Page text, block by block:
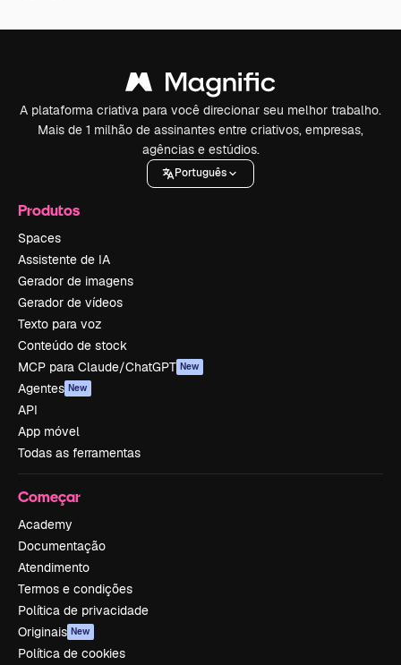
A plataforma criativa para você direcionar seu melhor trabalho.
Mais de 1 milhão de assinantes entre criativos, empresas,
agências e estúdios.
Português
Produtos
Spaces
Assistente de IA
Gerador de imagens
Gerador de vídeos
Texto para voz
Conteúdo de stock
MCP para Claude/ChatGPT New
Agentes New
API
App móvel
Todas as ferramentas
Começar
Academy
Documentação
Atendimento
Termos e condições
Política de privacidade
Originais New
Política de cookies